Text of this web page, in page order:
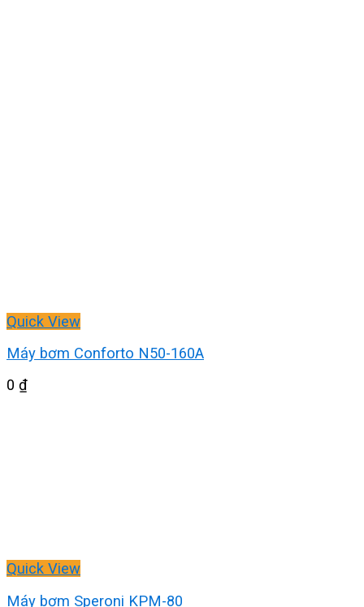
Quick View
Máy bơm Conforto N50-160A
0 ₫
Quick View
Máy bơm Speroni KPM-80